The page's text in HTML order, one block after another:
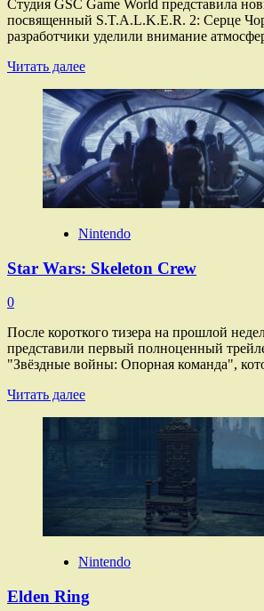
Студия GSC Game World представила
посвященный S.T.A.L.K.E.R. 2: Серце
разработчики уделили внимание
Читать далееПрочитать
о
S.T.A.L.K.E.R.
2
Nintendo
Star Wars: Skeleton Crew
0
После короткого тизера на прошлой
представили первый полноценный
"Звёздные войны: Опорная команда",
Читать далееПрочитать
Star
Wars:
Nintendo
Elden Ring